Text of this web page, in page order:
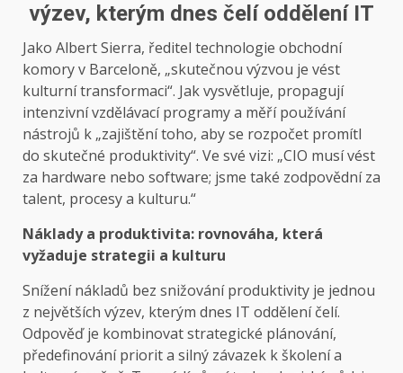
výzev, kterým dnes čelí oddělení IT
Jako Albert Sierra, ředitel technologie obchodní
komory v Barceloně, „skutečnou výzvou je vést
kulturní transformaci“. Jak vysvětluje, propagují
intenzivní vzdělávací programy a měří používání
nástrojů k „zajištění toho, aby se rozpočet promítl
do skutečné produktivity“. Ve své vizi: „CIO musí vést
za hardware nebo software; jsme také zodpovědní za
talent, procesy a kulturu.“
Náklady a produktivita: rovnováha, která
vyžaduje strategii a kulturu
Snížení nákladů bez snižování produktivity je jednou
z největších výzev, kterým dnes IT oddělení čelí.
Odpověď je kombinovat strategické plánování,
předefinování priorit a silný závazek k školení a